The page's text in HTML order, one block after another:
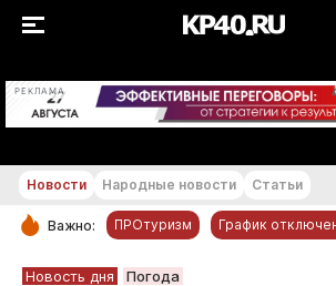
РЕКЛАМА +20...+21
РУБРИКИ
Новости Народные новости Статьи
Важно: ПРОтуризм График
Новость дня Погода